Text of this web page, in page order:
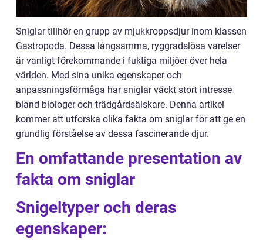
Sniglar tillhör en grupp av mjukkroppsdjur inom klassen
Gastropoda. Dessa långsamma, ryggradslösa varelser
är vanligt förekommande i fuktiga miljöer över hela
världen. Med sina unika egenskaper och
anpassningsförmåga har sniglar väckt stort intresse
bland biologer och trädgårdsälskare. Denna artikel
kommer att utforska olika fakta om sniglar för att ge en
grundlig förståelse av dessa fascinerande djur.
En omfattande presentation av
fakta om sniglar
Snigeltyper och deras
egenskaper: